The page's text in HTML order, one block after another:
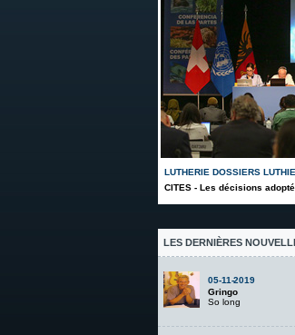
LUTHERIE DOSSIERS
CITES - Les décisions
LES DERNIÈRES
05-11-2019
Gringo
So long